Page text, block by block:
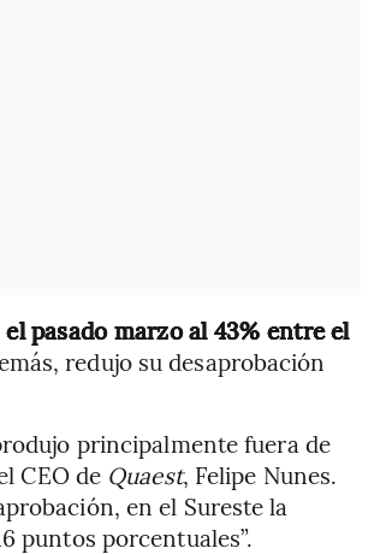
pasado marzo al 43% entre el
redujo su desaprobación
principalmente fuera de
CEO de Quaest, Felipe Nunes.
en el Sureste la
puntos porcentuales”.